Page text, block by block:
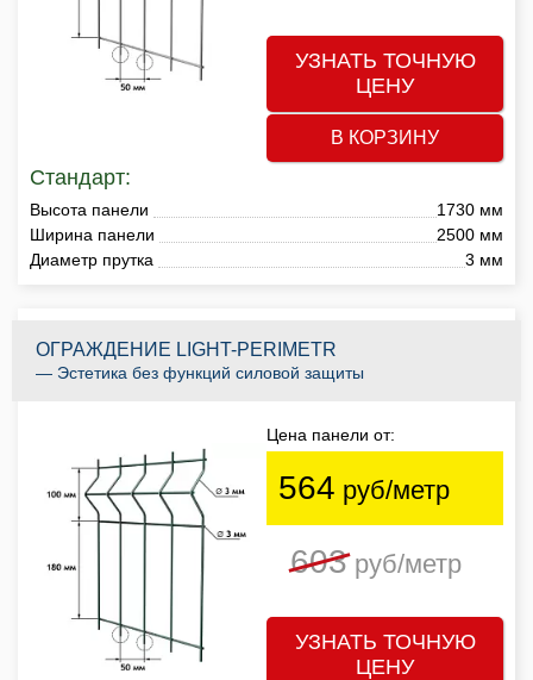
УЗНАТЬ ТОЧНУЮ
ЦЕНУ
В КОРЗИНУ
Стандарт:
Высота панели
1730 мм
Ширина панели
2500 мм
Диаметр прутка
3 мм
ОГРАЖДЕНИЕ LIGHT-PERIMETR
— Эстетика без функций силовой защиты
Цена панели от:
564 руб/метр
603руб/метр
УЗНАТЬ ТОЧНУЮ
ЦЕНУ